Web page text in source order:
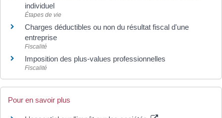
individuel
Étapes de vie
Charges déductibles ou non du résultat fiscal d'une
entreprise
Fiscalité
Imposition des plus-values professionnelles
Fiscalité
Pour en savoir plus